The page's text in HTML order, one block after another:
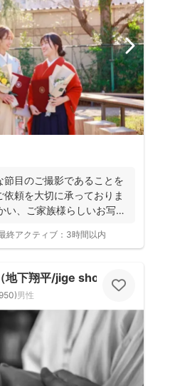
目のご撮影であることを
頼を大切に承っておりま
、ご家族様らしいお写真
終アクティブ： 3時間以内
地下翔平/jige shohe）
950)男性